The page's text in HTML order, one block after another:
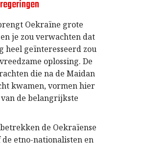
Oekraïne grote
je zou verwachten dat
heel geïnteresseerd zou
oplossing. De
die na de Maidan
kwamen, vormen hier
de belangrijkste
de Oekraïense
etno-nationalisten en